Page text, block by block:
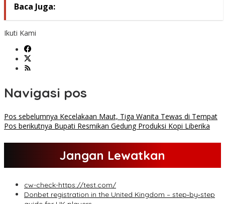
Baca Juga:
Ikuti Kami
Navigasi pos
Pos sebelumnya Kecelakaan Maut, Tiga Wanita Tewas di Tempat
Pos berikutnya Bupati Resmikan Gedung Produksi Kopi Liberika
Jangan Lewatkan
cw-check-https://test.com/
Donbet registration in the United Kingdom – step‑by‑step